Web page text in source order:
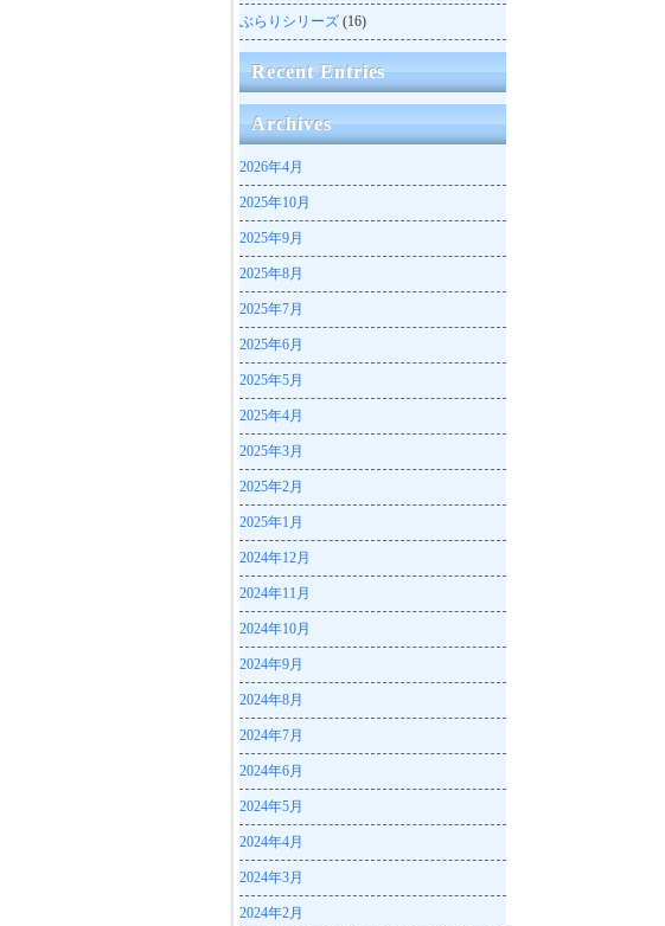
ぶらりシリーズ (16)
Recent Entries
Archives
2026年4月
2025年10月
2025年9月
2025年8月
2025年7月
2025年6月
2025年5月
2025年4月
2025年3月
2025年2月
2025年1月
2024年12月
2024年11月
2024年10月
2024年9月
2024年8月
2024年7月
2024年6月
2024年5月
2024年4月
2024年3月
2024年2月